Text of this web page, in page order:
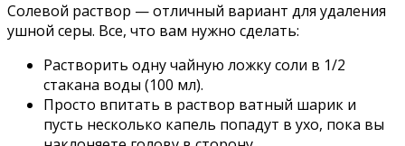
Солевой раствор — отличный вариант для удаления
ушной серы. Все, что вам нужно сделать:
Растворить одну чайную ложку соли в 1/2
стакана воды (100 мл).
Просто впитать в раствор ватный шарик и
пусть несколько капель попадут в ухо, пока вы